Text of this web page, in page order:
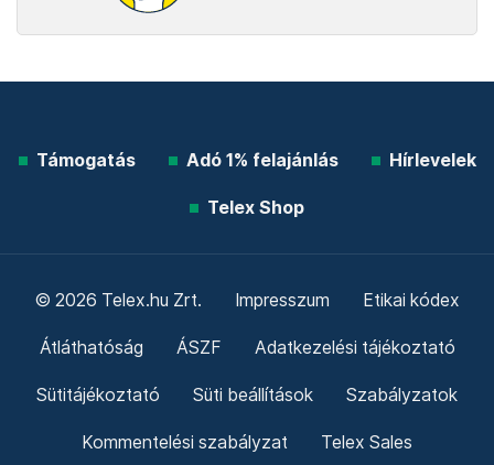
Támogatás Adó 1% felajánlás Hírlevelek
Telex Shop
© 2026 Telex.hu Zrt. Impresszum Etikai kódex
Átláthatóság ÁSZF Adatkezelési tájékoztató
Sütitájékoztató Süti beállítások Szabályzatok
Kommentelési szabályzat Telex Sales